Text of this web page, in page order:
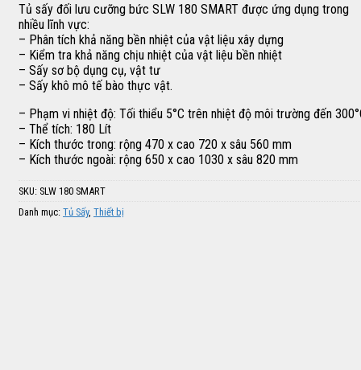
Tủ sấy đối lưu cưỡng bức SLW 180 SMART được ứng dụng trong
nhiều lĩnh vực:
– Phân tích khả năng bền nhiệt của vật liệu xây dựng
– Kiểm tra khả năng chịu nhiệt của vật liệu bền nhiệt
– Sấy sơ bộ dụng cụ, vật tư
– Sấy khô mô tế bào thực vật.
– Phạm vi nhiệt độ: Tối thiểu 5°C trên nhiệt độ môi trường đến
– Thể tích: 180 Lít
– Kích thước trong: rộng 470 x cao 720 x sâu 560 mm
– Kích thước ngoài: rộng 650 x cao 1030 x sâu 820 mm
SKU: SLW 180 SMART
Danh mục: Tủ Sấy, Thiết bị